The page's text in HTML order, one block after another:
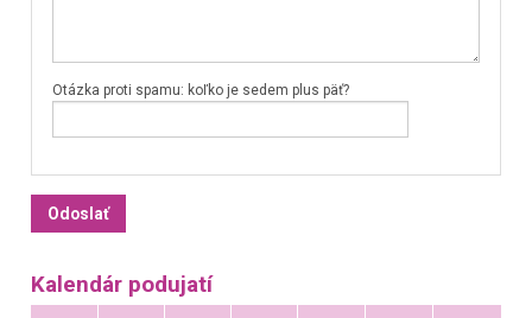
Otázka proti spamu: koľko je sedem plus päť?
Kalendár podujatí